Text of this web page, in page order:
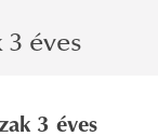
3 éves
3 éves